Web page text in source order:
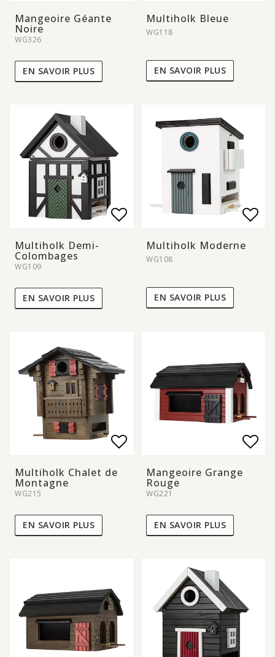
Add to list of
Add to list of
Mangeoire Géante
Noire
WG326
EN SAVOIR PLUS
Multiholk Bleue
WG118
EN SAVOIR PLUS
Add to list of
Add to list of
Multiholk Demi-
Colombages
WG109
EN SAVOIR PLUS
Multiholk Moderne
WG108
EN SAVOIR PLUS
Add to list of
Add to list of
Multiholk Chalet de
Montagne
WG215
EN SAVOIR PLUS
Mangeoire Grange
Rouge
WG221
EN SAVOIR PLUS